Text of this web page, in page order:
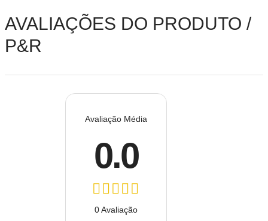
AVALIAÇÕES DO PRODUTO /
P&R
Avaliação Média
0.0
0 Avaliação